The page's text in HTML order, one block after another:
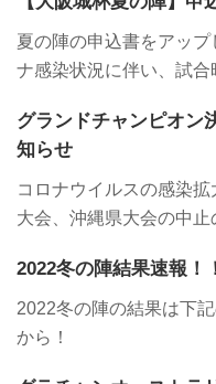
夏の陣の申込書をアッ
ナ感染状況に伴い、試合
グランドチャンピオ
知らせ
コロナウイルスの感染
大会、沖縄県大会の中止
2022冬の陣結果速報！！
2022冬の陣の結果は下
から！